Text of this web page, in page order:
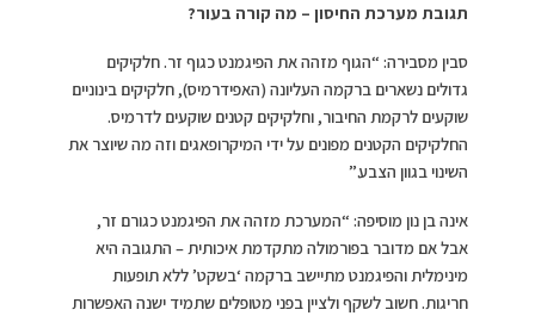
תגובת מערכת החיסון – מה קורה בעור?
סבין מסבירה: “הגוף מזהה את הפיגמנט כגוף זר. חלקיקים
גדולים נשארים ברקמה העליונה (האפידרמיס), חלקיקים בינוניים
שוקעים לרקמת החיבור, וחלקיקים קטנים שוקעים לדרמיס.
החלקיקים הקטנים מפונים על ידי המיקרופאגים וזה מה שיוצר את
השינוי בגוון הצבע.”
אינה בן נון מוסיפה: “המערכת מזהה את הפיגמנט כגורם זר,
אבל אם מדובר בפורמולה מתקדמת איכותית – התגובה היא
מינימלית והפיגמנט מתיישב ברקמה ‘בשקט’ ללא תופעות
חריגות. חשוב לשקף ולציין בפני מטופלים שתמיד ישנה האפשרות